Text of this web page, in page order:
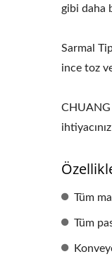
gibi daha
Sarmal
ince toz
CHUANG
Tüm
Tüm